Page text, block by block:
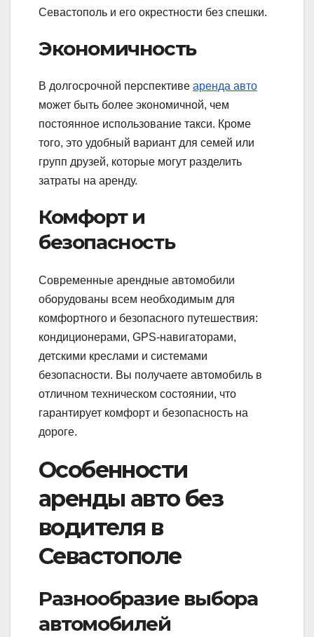
Севастополь и его окрестности без спешки.
Экономичность
В долгосрочной перспективе аренда авто
может быть более экономичной, чем
постоянное использование такси. Кроме
того, это удобный вариант для семей или
групп друзей, которые могут разделить
затраты на аренду.
Комфорт и
безопасность
Современные арендные автомобили
оборудованы всем необходимым для
комфортного и безопасного путешествия:
кондиционерами, GPS-навигаторами,
детскими креслами и системами
безопасности. Вы получаете автомобиль в
отличном техническом состоянии, что
гарантирует комфорт и безопасность на
дороге.
Особенности
аренды авто без
водителя в
Севастополе
Разнообразие выбора
автомобилей